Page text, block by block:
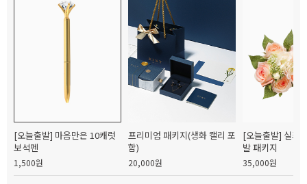
[오늘출발] 마음만은 10캐럿
보석펜
1,500원
프리미엄 패키지(생화 캘리 포
함)
20,000원
[오늘출발] 실크
발 패키지
35,000원